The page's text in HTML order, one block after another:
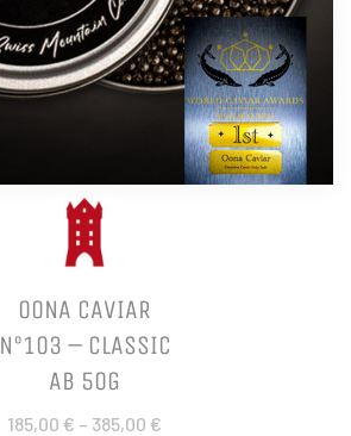
OONA CAVIAR
N°103 – CLASSIC
AB 50G
185,00 € – 385,00 €